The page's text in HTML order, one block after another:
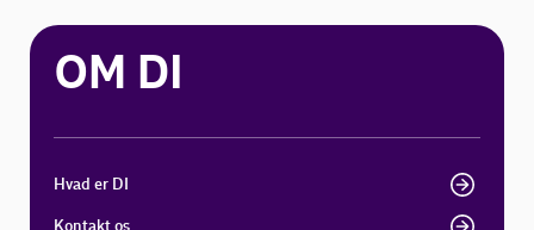
OM DI
Hvad er DI
Kontakt os